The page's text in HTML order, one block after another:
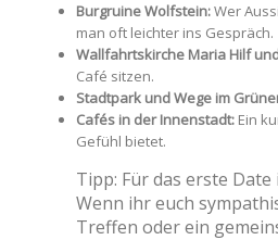
Burgruine Wolfstein:Wer
man oft leichter ins Gespräch.
Wallfahrtskirche Maria Hilf
Café sitzen.
Stadtpark und Wege im
Cafés in der Innenstadt: Ein
Gefühl bietet.
Tipp: Für das erste
Wenn ihr euch
Treffen oder ein